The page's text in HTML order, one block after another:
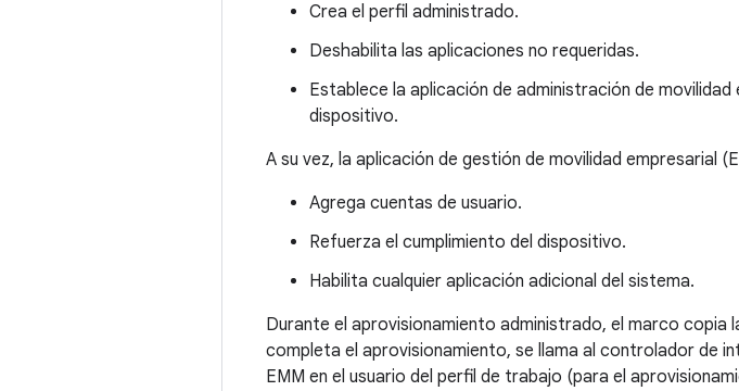
Crea el perfil administrado.
Deshabilita las aplicaciones no requeridas.
Establece la aplicación de administración de
dispositivo.
A su vez, la aplicación de gestión de movilidad empresarial
Agrega cuentas de usuario.
Refuerza el cumplimiento del dispositivo.
Habilita cualquier aplicación adicional del sistema.
Durante el aprovisionamiento administrado, el marco copia
completa el aprovisionamiento, se llama al controlador de
EMM en el usuario del perfil de trabajo (para el